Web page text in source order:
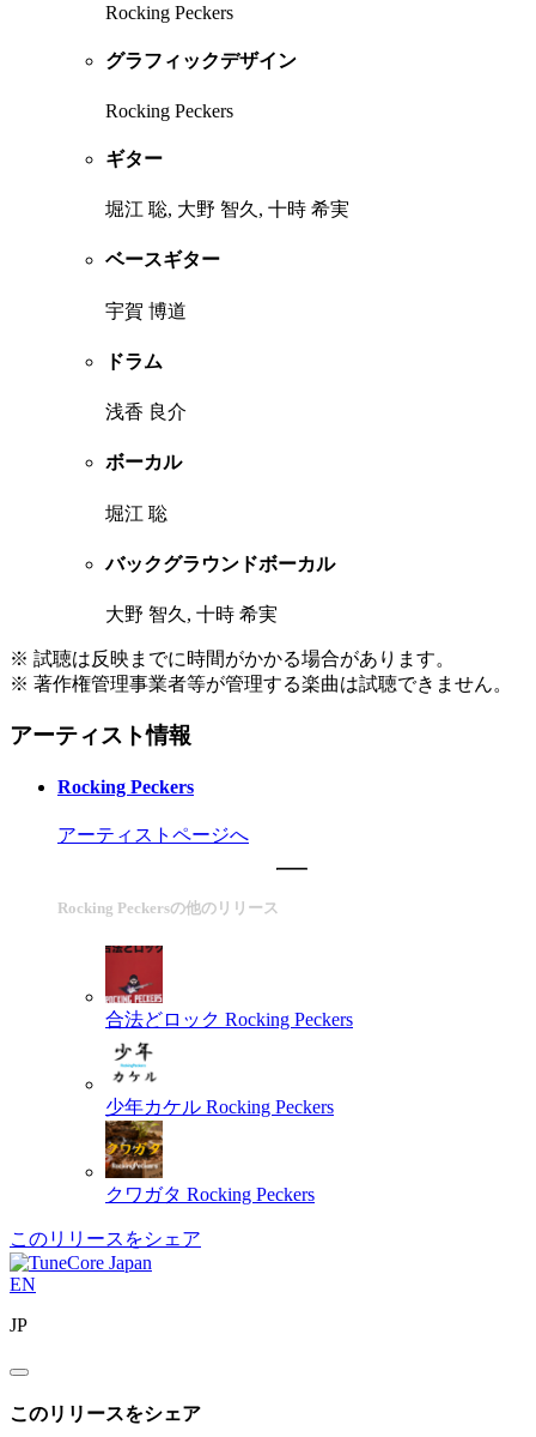
Rocking Peckers
グラフィックデザイン
Rocking Peckers
ギター
堀江 聡, 大野 智久, 十時 希実
ベースギター
宇賀 博道
ドラム
浅香 良介
ボーカル
堀江 聡
バックグラウンドボーカル
大野 智久, 十時 希実
※ 試聴は反映までに時間がかかる場合があります。
※ 著作権管理事業者等が管理する楽曲は試聴できません。
アーティスト情報
Rocking Peckers
アーティストページへ
Rocking Peckersの他のリリース
合法どロック Rocking Peckers
少年カケル Rocking Peckers
クワガタ Rocking Peckers
このリリースをシェア
EN
JP
このリリースをシェア